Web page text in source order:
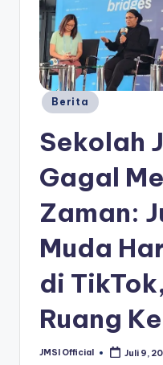
Berita
Sekolah
Gagal
Zaman:
Muda
di
Ruang
JMSI Official Juli 9,